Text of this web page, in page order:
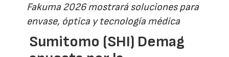
Fakuma 2026 mostrará soluciones para
envase, óptica y tecnología médica
Sumitomo (SHI) Demag